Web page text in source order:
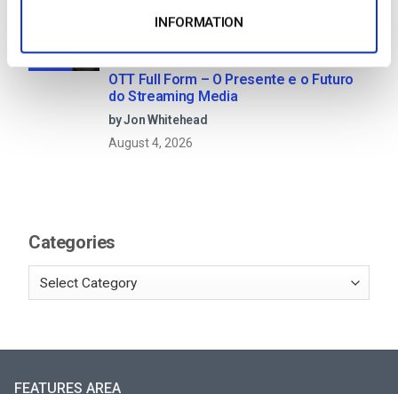
INFORMATION
OTT Full Form – O Presente e o Futuro
do Streaming Media
by Jon Whitehead
August 4, 2026
Categories
FEATURES AREA